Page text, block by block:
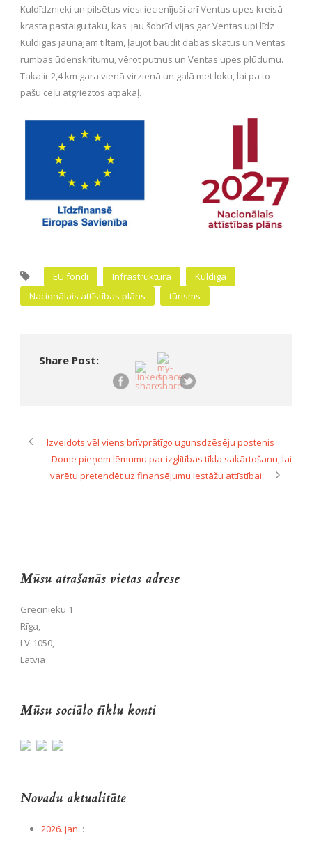
Kuldīdznieki un pilsētas viesi iecienījuši arī Ventas upes kreisā
krasta pastaigu taku, kas jau šobrīd vijas gar Ventas upi līdz
Kuldīgas jaunajam tiltam, ļaujot baudīt dabas skatus un Ventas
rumbas ūdenskritumu, vērot putnus un Ventas upes plūdumu.
Taka ir 2,4 km gara vienā virzienā un galā met loku, lai pa to
pašu ceļu atgrieztos atpakaļ.
EU fondi Infrastruktūra
Kuldīga
Nacionālais attīstības plāns
tūrisms
Share Post:
Izveidots vēl viens brīvprātīgo ugunsdzēsēju postenis
Dome pieņem lēmumu par izglītības tīkla sakārtošanu, lai
varētu pretendēt uz finansējumu iestāžu attīstībai
Mūsu atrašanās vietas adrese
Grēcinieku 1
Rīga,
LV-1050,
Latvia
Mūsu sociālo tīklu konti
Novadu aktualitāte
2026. jan. :